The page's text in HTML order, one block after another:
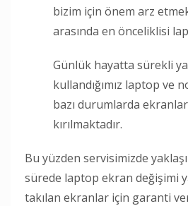
bizim için önem arz
arasında en önceliklisi
Günlük hayatta sürekli
kullandığımız laptop ve
bazı durumlarda
kırılmaktadır.
Bu yüzden servisimizde
sürede laptop ekran değişimi
takılan ekranlar için garanti